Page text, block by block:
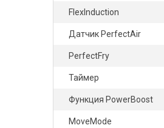
FlexInduction
Датчик PerfectAir
PerfectFry
Таймер
Функция PowerBoost
MoveMode